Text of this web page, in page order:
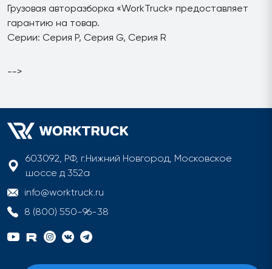
Грузовая авторазборка «WorkTruck» предоставляет
гарантию на товар.
Серии: Серия P, Серия G, Серия R
-->
603092, РФ, г.Нижний Новгород, Московское
шоссе д 352а
info@worktruck.ru
8 (800) 550-96-38